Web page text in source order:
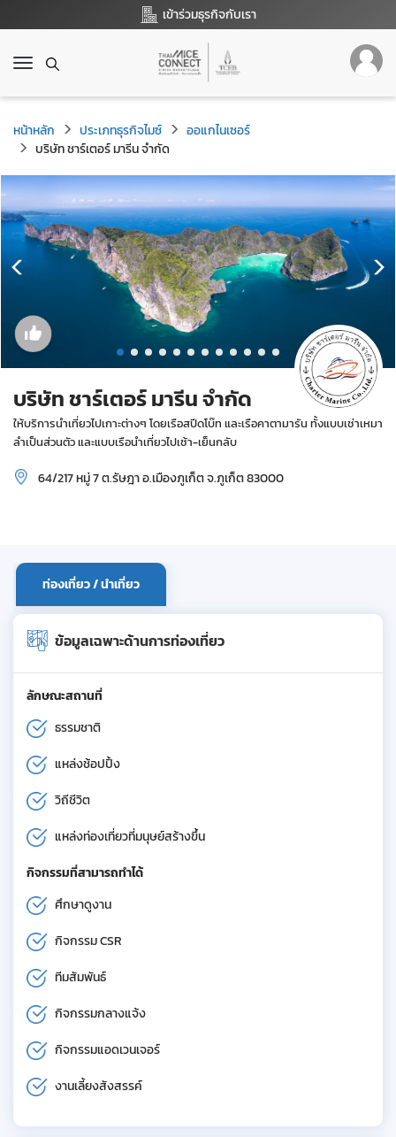
เข้าร่วมธุรกิจกับเรา
T
g
g
l
e
n
a
v
i
g
o
n
หน้าหลัก ประเภทธุรกิจไมซ์
ออแกไนเซอร์
บริษัท ชาร์เตอร์ มารีน จำกัด
บริษัท ชาร์เตอร์ มารีน จำกัด
ให้บริการนำเที่ยวไปเกาะต่างๆ โดยเรือสปีดโบ๊ท และเรือคาตามารัน ทั้งแบบเช่าเหมา
ลำเป็นส่วนตัว และแบบเรือนำเที่ยวไปเช้า-เย็นกลับ
64/217 หมู่ 7 ต.รัษฎา อ.เมืองภูเก็ต จ.ภูเก็ต 83000
ท่องเที่ยว / นำเที่ยว
ข้อมูลเฉพาะด้านการท่องเที่ยว
ลักษณะสถานที่
ธรรมชาติ
แหล่งช้อปปิ้ง
วิถีชีวิต
แหล่งท่องเที่ยวที่มนุษย์สร้างขึ้น
กิจกรรมที่สามารถทำได้
ศึกษาดูงาน
กิจกรรม CSR
ทีมสัมพันธ์
กิจกรรมกลางแจ้ง
กิจกรรมแอดเวนเจอร์
งานเลี้ยงสังสรรค์